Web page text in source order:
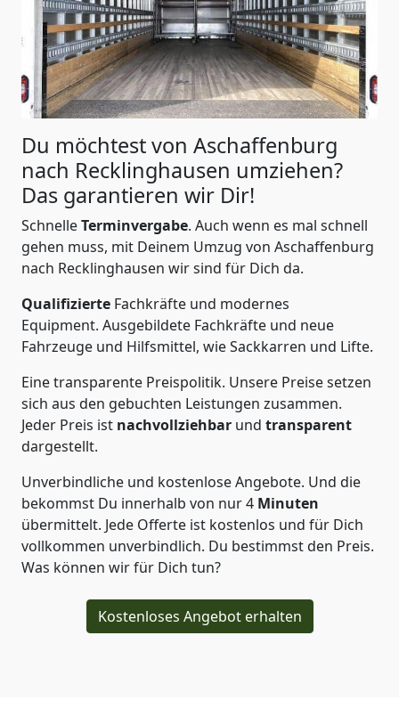
Du möchtest von Aschaffenburg
nach Recklinghausen umziehen?
Das garantieren wir Dir!
SchnelleTerminvergabe. Auch wenn es mal schnell
gehen muss, mit Deinem Umzug von Aschaffenburg
nach Recklinghausen wir sind für Dich da.
Qualifizierte Fachkräfte und modernes
Equipment. Ausgebildete Fachkräfte und neue
Fahrzeuge und Hilfsmittel, wie Sackkarren und Lifte.
Eine transparente Preispolitik. Unsere Preise setzen
sich aus den gebuchten Leistungen zusammen.
Jeder Preis ist nachvollziehbar und transparent
dargestellt.
Unverbindliche und kostenlose Angebote. Und die
bekommst Du innerhalb von nur4 Minuten
übermittelt. Jede Offerte ist kostenlos und für Dich
vollkommen unverbindlich. Du bestimmst den Preis.
Was können wir für Dich tun?
Kostenloses Angebot erhalten